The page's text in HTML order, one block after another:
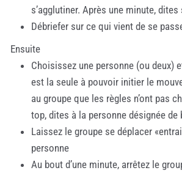
s’agglutiner. Après une minute, dites
Débriefer sur ce qui vient de se
Ensuite
Choisissez une personne (ou deux)
est la seule à pouvoir initier le
au groupe que les règles n’ont pas
top, dites à la personne désignée de
Laissez le groupe se déplacer
personne
Au bout d’une minute, arrêtez le